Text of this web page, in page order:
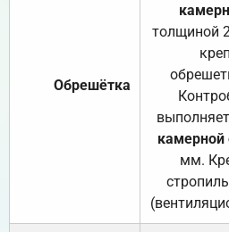
Обрешётка
толщиной
камерной
мм.